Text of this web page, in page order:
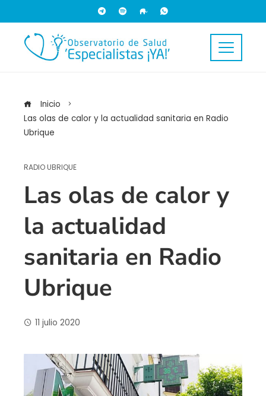
Inicio
Las olas de calor y la actualidad sanitaria en Radio
Ubrique
RADIO UBRIQUE
Las olas de calor y
la actualidad
sanitaria en Radio
Ubrique
11 julio 2020